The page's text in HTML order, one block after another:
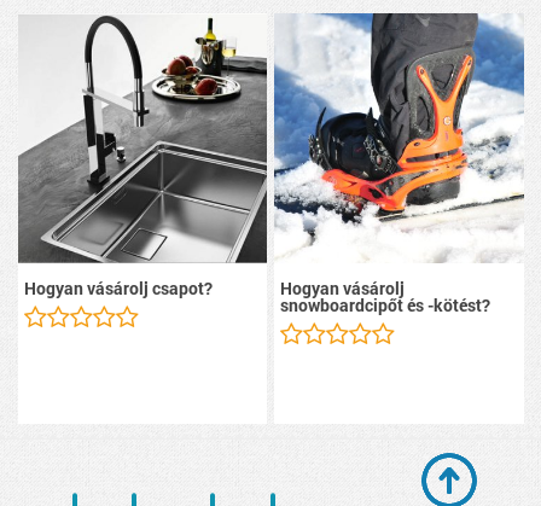
Hogyan vásárolj csapot? Hogyan vásárolj
snowboardcipőt és -kötést?